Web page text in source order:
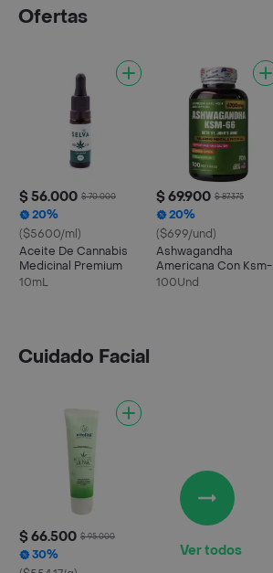
Ofertas
$ 56.000 $ 70.000
20%
($5600/ml)
Aceite De Cannabis
Medicinal Premium
10mL
$ 69.900 $ 87.375
20%
($699/und)
Ashwagandha
Americana Con Ksm-
66
100Und
Cuidado Facial
$ 66.500 $ 95.000
30%
Ver todos